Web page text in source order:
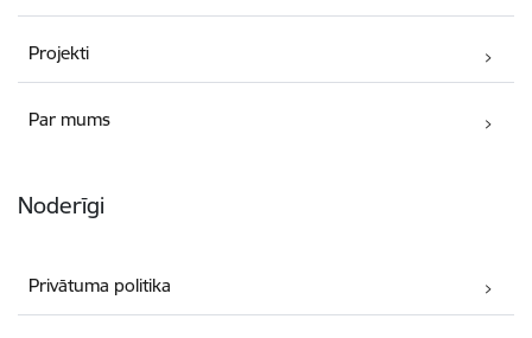
Projekti
Par mums
Noderīgi
Privātuma politika